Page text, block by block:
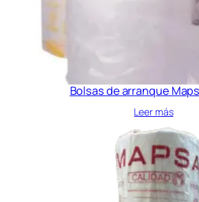
Bolsas de arranque
Leer más